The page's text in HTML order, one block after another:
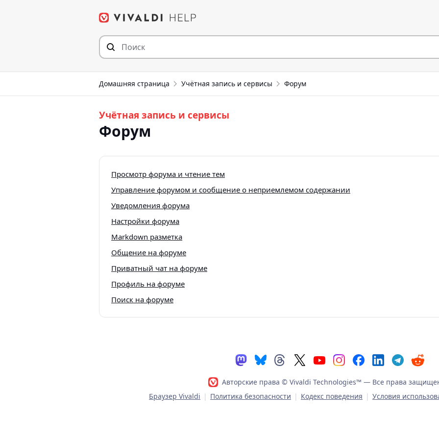
Домашняя страница Учётная запись и сервисы Форум
Учётная запись и сервисы
Форум
Просмотр форума и чтение тем
Управление форумом и сообщение о неприемлемом содержании
Уведомления форума
Настройки форума
Markdown разметка
Общение на форуме
Приватный чат на форуме
Профиль на форуме
Поиск на форуме
Авторские права © Vivaldi Technologies™ — Все права
Браузер Vivaldi | Политика безопасности | Кодекс поведения | Условия